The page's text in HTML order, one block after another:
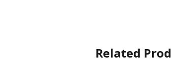
Related